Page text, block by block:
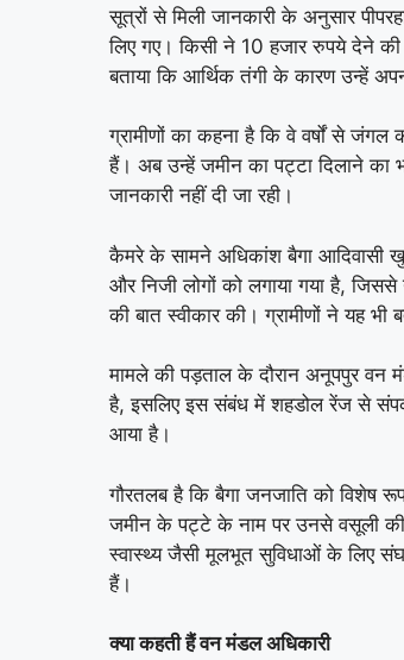
सूत्रों से मिली जानकारी के अनुसार
लिए गए। किसी ने 10 हजार रुपये देने
बताया कि आर्थिक तंगी के कारण उन्हें
ग्रामीणों का कहना है कि वे वर्षों से
हैं। अब उन्हें जमीन का पट्टा दिलाने का
जानकारी नहीं दी जा रही।
कैमरे के सामने अधिकांश बैगा आदिवासी
और निजी लोगों को लगाया गया है,
की बात स्वीकार की। ग्रामीणों ने यह भी
मामले की पड़ताल के दौरान अनूपपुर वन
है, इसलिए इस संबंध में शहडोल रेंज से
आया है।
गौरतलब है कि बैगा जनजाति को विशेष
जमीन के पट्टे के नाम पर उनसे वसूली की
स्वास्थ्य जैसी मूलभूत सुविधाओं के लिए
हैं।
क्या कहती हैं वन मंडल अधिकारी